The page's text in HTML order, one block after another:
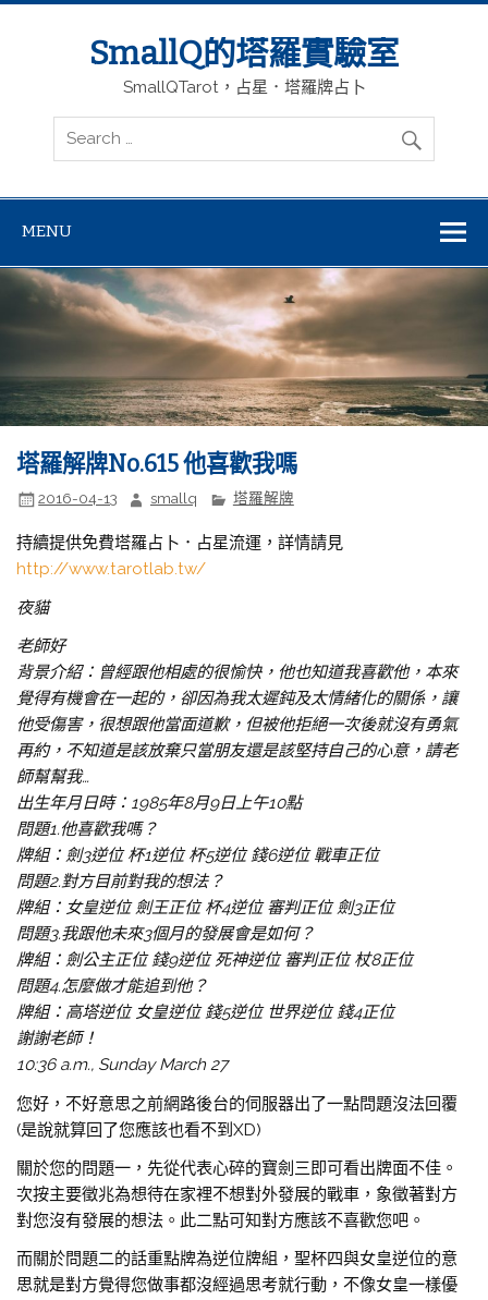
SmallQ的塔羅實驗室
SmallQTarot，占星．塔羅牌占卜
MENU
塔羅解牌No.615 他喜歡我嗎
2016-04-13 smallq 塔羅解牌
持續提供免費塔羅占卜．占星流運，詳情請見
http://www.tarotlab.tw/
夜貓
老師好
背景介紹：曾經跟他相處的很愉快，他也知道我喜歡他，本來
覺得有機會在一起的，卻因為我太遲鈍及太情緒化的關係，讓
他受傷害，很想跟他當面道歉，但被他拒絕一次後就沒有勇氣
再約，不知道是該放棄只當朋友還是該堅持自己的心意，請老
師幫幫我…
出生年月日時：1985年8月9日上午10點
問題1.他喜歡我嗎？
牌組：劍3逆位 杯1逆位 杯5逆位 錢6逆位 戰車正位
問題2.對方目前對我的想法？
牌組：女皇逆位 劍王正位 杯4逆位 審判正位 劍3正位
問題3.我跟他未來3個月的發展會是如何？
牌組：劍公主正位 錢9逆位 死神逆位 審判正位 杖8正位
問題4.怎麼做才能追到他？
牌組：高塔逆位 女皇逆位 錢5逆位 世界逆位 錢4正位
謝謝老師！
10:36 a.m., Sunday March 27
您好，不好意思之前網路後台的伺服器出了一點問題沒法回覆
(是說就算回了您應該也看不到XD)
關於您的問題一，先從代表心碎的寶劍三即可看出牌面不佳。
次按主要徵兆為想待在家裡不想對外發展的戰車，象徵著對方
對您沒有發展的想法。此二點可知對方應該不喜歡您吧。
而關於問題二的話重點牌為逆位牌組，聖杯四與女皇逆位的意
思就是對方覺得您做事都沒經過思考就行動，不像女皇一樣優